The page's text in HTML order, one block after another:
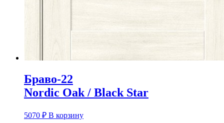
Браво-22
Nordic Oak / Black Star
5070 ₽ В корзину